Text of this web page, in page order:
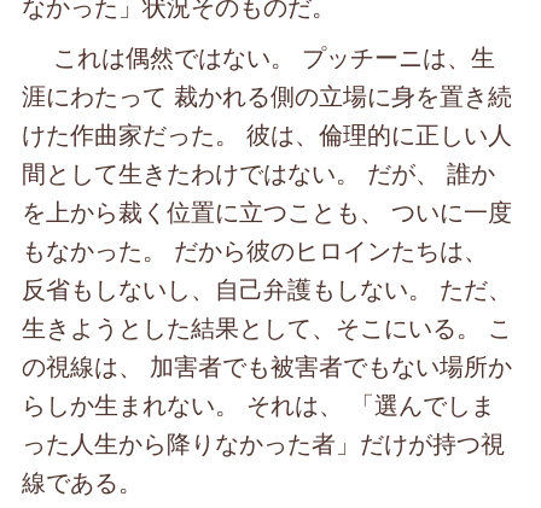
これは偶然ではない。 プッチーニは、生
涯にわたって 裁かれる側の立場に身を置き続
けた作曲家だった。 彼は、倫理的に正しい人
間として生きたわけではない。 だが、 誰か
を上から裁く位置に立つことも、 ついに一度
もなかった。 だから彼のヒロインたちは、
反省もしないし、自己弁護もしない。 ただ、
生きようとした結果として、そこにいる。 こ
の視線は、 加害者でも被害者でもない場所か
らしか生まれない。 それは、 「選んでしま
った人生から降りなかった者」だけが持つ視
線である。